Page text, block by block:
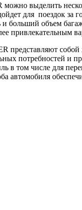
выделить
для поездок
больший объем
привлекательным
потребностей и
в том числе для
автомобиля